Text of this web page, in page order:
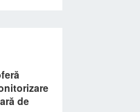
de